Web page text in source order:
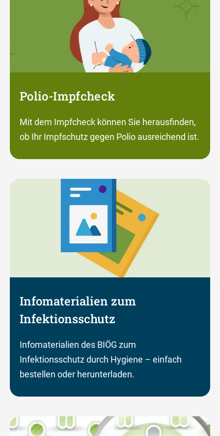
Polio-Impfcheck
Mit dem Impfcheck können Sie herausfinden,
ob Ihr Impfschutz gegen Polio ausreichend ist.
Infomaterialien zum
Infektionsschutz
Infomaterialien des BIÖG zum
Infektionsschutz durch Hygiene – einfach
bestellen oder herunterladen.